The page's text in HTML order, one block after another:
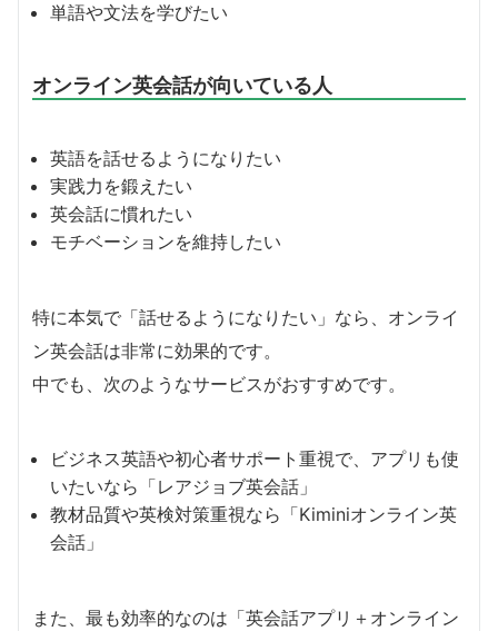
単語や文法を学びたい
オンライン英会話が向いている人
英語を話せるようになりたい
実践力を鍛えたい
英会話に慣れたい
モチベーションを維持したい
特に本気で「話せるようになりたい」なら、オンライ
ン英会話は非常に効果的です。
中でも、次のようなサービスがおすすめです。
ビジネス英語や初心者サポート重視で、アプリも使
いたいなら「レアジョブ英会話」
教材品質や英検対策重視なら「Kiminiオンライン英
会話」
また、最も効率的なのは「英会話アプリ＋オンライン